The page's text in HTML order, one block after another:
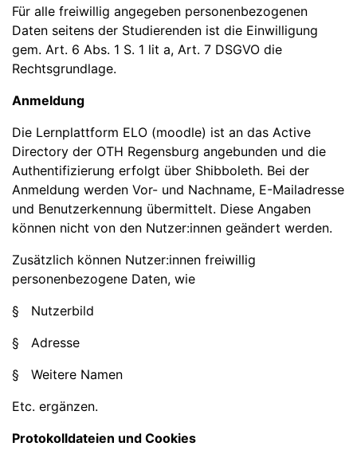
Für alle freiwillig angegeben personenbezogenen
Daten seitens der Studierenden ist die Einwilligung
gem. Art. 6 Abs. 1 S. 1 lit a, Art. 7 DSGVO die
Rechtsgrundlage.
Anmeldung
Die Lernplattform ELO (moodle) ist an das Active
Directory der OTH Regensburg angebunden und die
Authentifizierung erfolgt über Shibboleth. Bei der
Anmeldung werden Vor- und Nachname, E-Mailadresse
und Benutzerkennung übermittelt. Diese Angaben
können nicht von den Nutzer:innen geändert werden.
Zusätzlich können Nutzer:innen freiwillig
personenbezogene Daten, wie
§ Nutzerbild
§ Adresse
§ Weitere Namen
Etc. ergänzen.
Protokolldateien und Cookies